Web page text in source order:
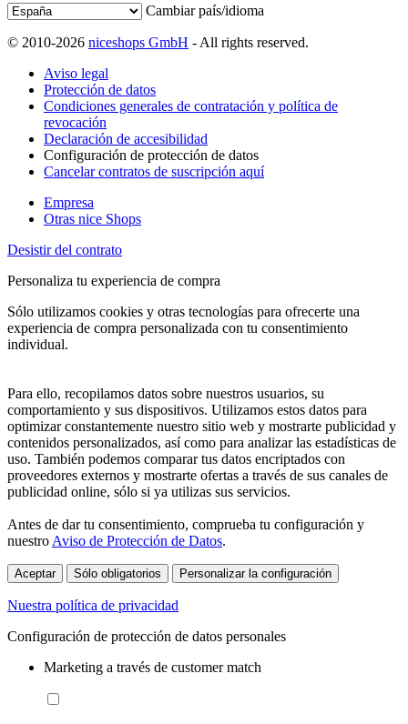
Cambiar país/idioma
© 2010-2026 niceshops GmbH - All rights reserved.
Aviso legal
Protección de datos
Condiciones generales de contratación y política de
revocación
Declaración de accesibilidad
Configuración de protección de datos
Cancelar contratos de suscripción aquí
Empresa
Otras nice Shops
Desistir del contrato
Personaliza tu experiencia de compra
Sólo utilizamos cookies y otras tecnologías para ofrecerte una
experiencia de compra personalizada con tu consentimiento
individual.
Para ello, recopilamos datos sobre nuestros usuarios, su
comportamiento y sus dispositivos. Utilizamos estos datos para
optimizar constantemente nuestro sitio web y mostrarte publicidad y
contenidos personalizados, así como para analizar las estadísticas de
uso. También podemos comparar tus datos encriptados con
proveedores externos y mostrarte ofertas a través de sus canales de
publicidad online, sólo si ya utilizas sus servicios.
Antes de dar tu consentimiento, comprueba tu configuración y
nuestro Aviso de Protección de Datos.
Aceptar Sólo obligatorios Personalizar la configuración
Nuestra política de privacidad
Configuración de protección de datos personales
Marketing a través de customer match